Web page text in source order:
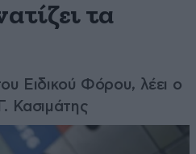
τα
Ειδικού Φόρου, λέει ο
Κασιμάτης